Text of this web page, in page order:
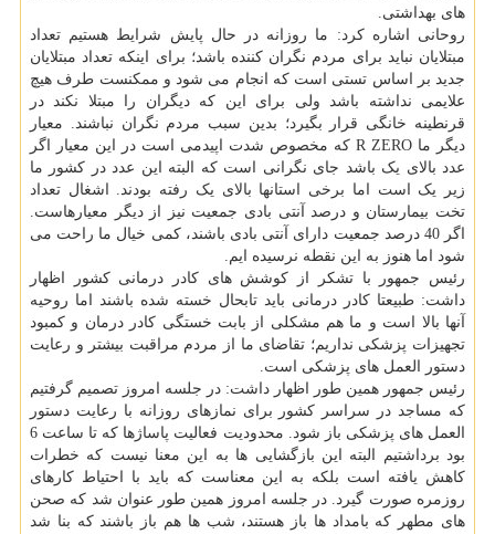
های بهداشتی.
روحانی اشاره کرد: ما روزانه در حال پایش شرایط هستیم تعداد
مبتلایان نباید برای مردم نگران کننده باشد؛ برای اینکه تعداد مبتلایان
جدید بر اساس تستی است که انجام می شود و ممکنست طرف هیچ
علایمی نداشته باشد ولی برای این که دیگران را مبتلا نکند در
قرنطینه خانگی قرار بگیرد؛ بدین سبب مردم نگران نباشند. معیار
دیگر ما R ZERO که مخصوص شدت اپیدمی است در این معیار اگر
عدد بالای یک باشد جای نگرانی است که البته این عدد در کشور ما
زیر یک است اما برخی استانها بالای یک رفته بودند. اشغال تعداد
تخت بیمارستان و درصد آنتی بادی جمعیت نیز از دیگر معیارهاست.
اگر 40 درصد جمعیت دارای آنتی بادی باشند، کمی خیال ما راحت می
شود اما هنوز به این نقطه نرسیده ایم.
رئیس جمهور با تشکر از کوشش های کادر درمانی کشور اظهار
داشت: طبیعتا کادر درمانی باید تابحال خسته شده باشند اما روحیه
آنها بالا است و ما هم مشکلی از بابت خستگی کادر درمان و کمبود
تجهیزات پزشکی نداریم؛ تقاضای ما از مردم مراقبت بیشتر و رعایت
دستور العمل های پزشکی است.
رئیس جمهور همین طور اظهار داشت: در جلسه امروز تصمیم گرفتیم
که مساجد در سراسر کشور برای نمازهای روزانه با رعایت دستور
العمل های پزشکی باز شود. محدودیت فعالیت پاساژها که تا ساعت 6
بود برداشتیم البته این بازگشایی ها به این معنا نیست که خطرات
کاهش یافته است بلکه به این معناست که باید با احتیاط کارهای
روزمره صورت گیرد. در جلسه امروز همین طور عنوان شد که صحن
های مطهر که بامداد ها باز هستند، شب ها هم باز باشند که بنا شد